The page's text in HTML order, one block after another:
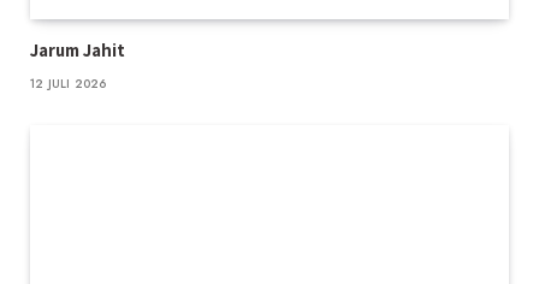
Jarum Jahit
12 JULI 2026